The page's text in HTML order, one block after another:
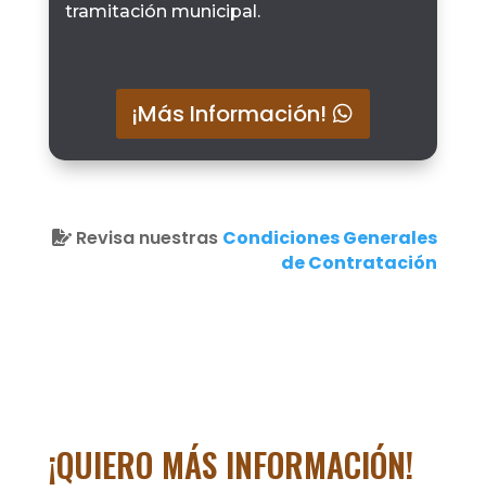
tramitación municipal.
¡Más Información!
Revisa nuestras Condiciones Generales
de Contratación
¡QUIERO MÁS INFORMACIÓN!